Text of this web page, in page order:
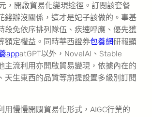
，開啟貿易化變現途徑。訂閱該套餐
錢辦沒關係，這才是妃子該做的。事基
段免依序排列隊伍、疾速呼應、優先獲
額定權益。同時華西證券包養網研報顯
appatGPT以外，NovelAI、Stable
主流利用亦開啟貿易變現，依據內在的
天生東西的品質等前提設置多級別訂閱
用慢慢開闢貿易化形式，AIGC行業的